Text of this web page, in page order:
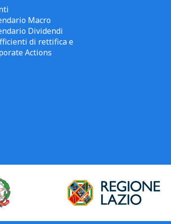
Macro
Dividendi
di rettifica e
Actions